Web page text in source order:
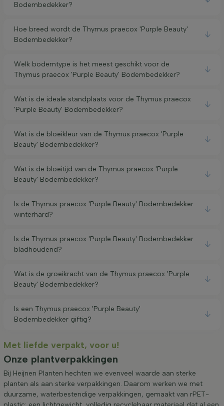
Bodembedekker?
Hoe breed wordt de Thymus praecox 'Purple Beauty'
Bodembedekker?
Welk bodemtype is het meest geschikt voor de
Thymus praecox 'Purple Beauty' Bodembedekker?
Wat is de ideale standplaats voor de Thymus praecox
'Purple Beauty' Bodembedekker?
Wat is de bloeikleur van de Thymus praecox 'Purple
Beauty' Bodembedekker?
Wat is de bloeitijd van de Thymus praecox 'Purple
Beauty' Bodembedekker?
Is de Thymus praecox 'Purple Beauty' Bodembedekker
winterhard?
Is de Thymus praecox 'Purple Beauty' Bodembedekker
bladhoudend?
Wat is de groeikracht van de Thymus praecox 'Purple
Beauty' Bodembedekker?
Is een Thymus praecox 'Purple Beauty'
Bodembedekker giftig?
Met liefde verpakt, voor u!
Onze plantverpakkingen
Bij Heijnen Planten hechten we evenveel waarde aan sterke
planten als aan sterke verpakkingen. Daarom werken we met
duurzame, waterbestendige verpakkingen, gemaakt van rPET-